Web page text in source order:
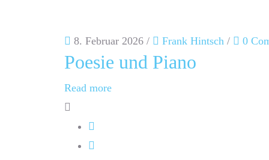
8. Februar 2026 / Frank Hintsch / 0
Poesie und Piano
Read more